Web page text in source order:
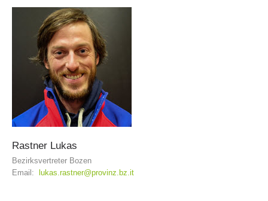
Vorstand
Rastner Lukas
Bezirksvertreter Bozen
Email:
lukas.rastner@provinz.bz.it